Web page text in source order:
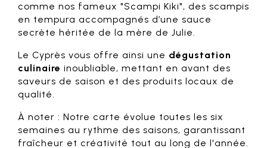
comme nos fameux "Scampi Kiki", des scampis
en tempura accompagnés d’une sauce
secrète héritée de la mère de Julie.
Le Cyprès vous offre ainsi une dégustation
culinaire inoubliable, mettant en avant des
saveurs de saison et des produits locaux de
qualité.
À noter : Notre carte évolue toutes les six
semaines au rythme des saisons, garantissant
fraîcheur et créativité tout au long de l'année.